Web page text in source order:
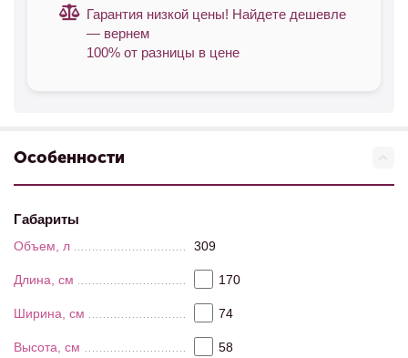
Гарантия низкой цены! Найдете дешевле
— вернем
100% от разницы в цене
Особенности
Габариты
Объем, л 309
Длина, см 170
Ширина, см 74
Высота, см 58